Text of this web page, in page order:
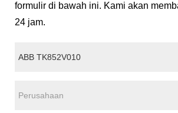
formulir di bawah ini. Kami akan
24 jam.